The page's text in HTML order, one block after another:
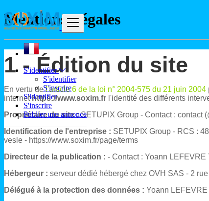
S'identifier
S'identifier
S'inscrire
S'identifier
S'inscrire
Publier une annonce
Mentions Légales
1 - Édition du site
En vertu del'article 6 de la loi n° 2004-575 du 21 juin 2004
internethttps://www.soxim.fr l'identité des différents
Propriétaire du site :SETUPIX Group - Contact : contact
Identification de l'entreprise : SETUPIX Group - RCS :
vesle - https://www.soxim.fr/page/terms
Directeur de la publication : - Contact : Yoann LEFEVRE
Hébergeur : serveur dédié hébergé chez OVH SAS - 2
Délégué à la protection des données : Yoann LEFEVRE